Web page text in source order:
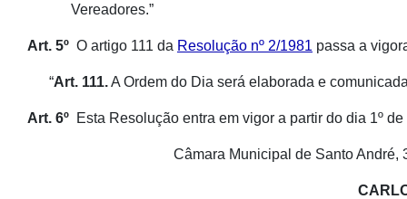
Vereadores.”
Art. 5º O artigo 111 da Resolução nº 2/1981 passa a
“Art. 111.A Ordem do Dia será elaborada e
Art. 6º Esta Resolução entra em vigor a partir do dia 1º
Câmara Municipal de Santo André,